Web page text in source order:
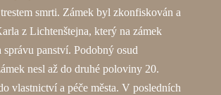
smrti. Zámek byl zkonfiskován a
z Lichtenštejna, který na zámek
panství. Podobný osud
nesl až do druhé poloviny 20.
vlastnictví a péče města. V posledních